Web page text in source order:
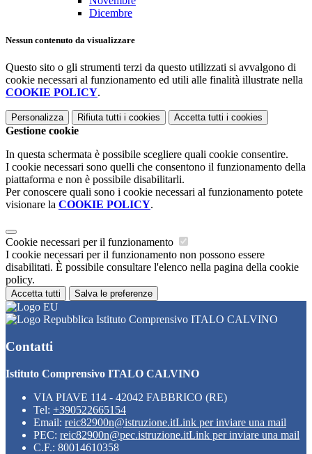
Dicembre
Nessun contenuto da visualizzare
Questo sito o gli strumenti terzi da questo utilizzati si avvalgono di
cookie necessari al funzionamento ed utili alle finalità illustrate nella
COOKIE POLICY.
Personalizza Rifiuta tutti i cookies Accetta tutti i cookies
Gestione cookie
In questa schermata è possibile scegliere quali cookie consentire.
I cookie necessari sono quelli che consentono il funzionamento della
piattaforma e non è possibile disabilitarli.
Per conoscere quali sono i cookie necessari al funzionamento potete
visionare la COOKIE POLICY.
Cookie necessari per il funzionamento
I cookie necessari per il funzionamento non possono essere
disabilitati. È possibile consultare l'elenco nella pagina della cookie
policy.
Accetta tutti Salva le preferenze
Istituto Comprensivo ITALO CALVINO
Contatti
Istituto Comprensivo ITALO CALVINO
VIA PIAVE 114 - 42042 FABBRICO (RE)
Tel: +390522665154
Email: reic82900n@istruzione.itLink per inviare una mail
PEC: reic82900n@pec.istruzione.itLink per inviare una mail
C.F.: 80014610358